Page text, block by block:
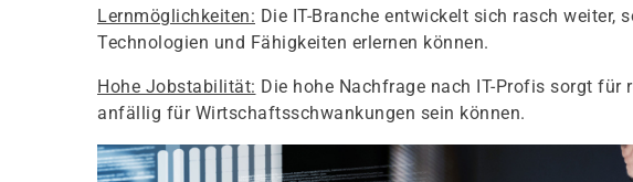
Lernmöglichkeiten: Die IT-Branche entwickelt sich rasch weiter,
Technologien und Fähigkeiten erlernen können.
Hohe Jobstabilität: Die hohe Nachfrage nach IT-Profis sorgt
anfällig für Wirtschaftsschwankungen sein können.